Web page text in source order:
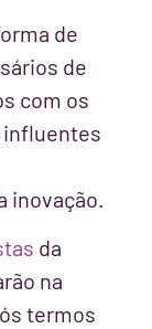
de
de
com os
influentes
inovação.
da
na
termos